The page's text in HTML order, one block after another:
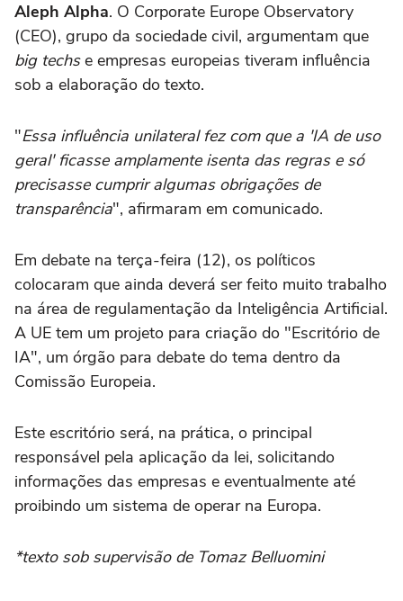
Aleph Alpha. O Corporate Europe Observatory
(CEO), grupo da sociedade civil, argumentam que
big techse empresas europeias tiveram influência
sob a elaboração do texto.
"Essa influência unilateral fez com que a 'IA de uso
geral' ficasse amplamente isenta das regras e só
precisasse cumprir algumas obrigações de
transparência", afirmaram em comunicado.
Em debate na terça-feira (12), os políticos
colocaram que ainda deverá ser feito muito trabalho
na área de regulamentação da Inteligência Artificial.
A UE tem um projeto para criação do "Escritório de
IA", um órgão para debate do tema dentro da
Comissão Europeia.
Este escritório será, na prática, o principal
responsável pela aplicação da lei, solicitando
informações das empresas e eventualmente até
proibindo um sistema de operar na Europa.
*texto sob supervisão de Tomaz Belluomini